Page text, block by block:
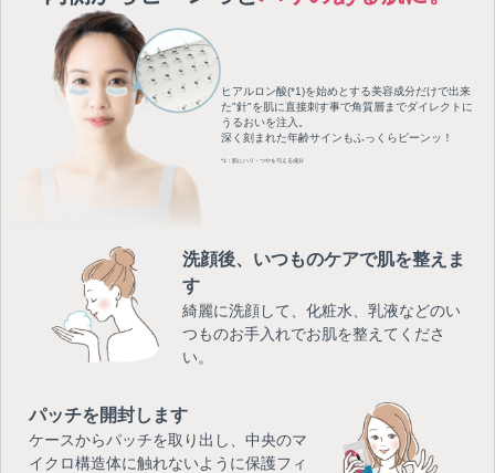
ヒアルロン酸(*1)を始めとする美容成分だけで出来
た"針"を 肌に直接刺す事で角質層までダイレクトに
うるおいを注入。
深く刻まれた年齢サインもふっくらピーンッ！
*1：肌にハリ・つやを与える成分
洗顔後、いつものケアで肌を整えま
す
綺麗に洗顔して、化粧水、乳液などのい
つものお手入れでお肌を整えてくださ
い。
パッチを開封します
ケースからパッチを取り出し、中央のマ
イクロ構造体に触れないように保護フィ